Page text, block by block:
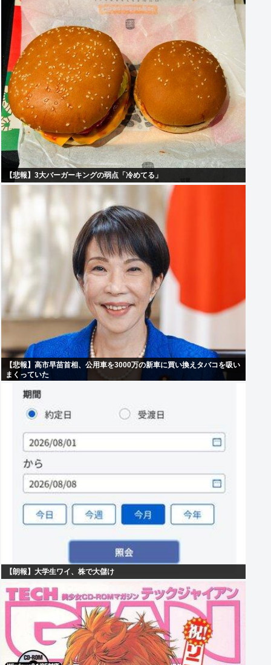
【悲報】3大バーガーキングの弱点「冷めてる」
【悲報】高市早苗首相、公用車を3000万の新車に買い換えタバコを吸い
まくっていた
【朗報】大学生ワイ、株で大儲け